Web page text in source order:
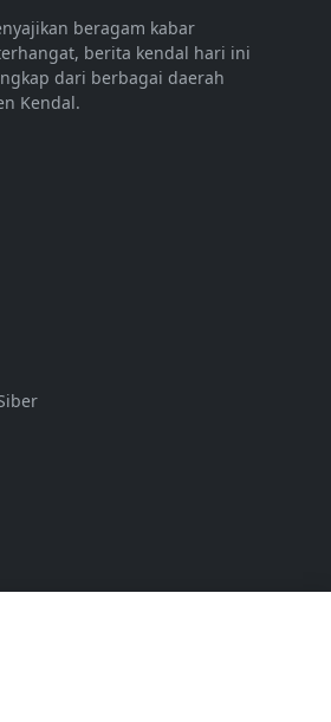
beragam kabar
berita kendal hari ini
dari berbagai daerah
Kendal.